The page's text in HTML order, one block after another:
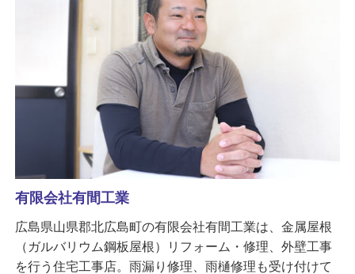
有限会社有間工業
広島県山県郡北広島町の有限会社有間工業は、金属屋根
（ガルバリウム鋼板屋根）リフォーム・修理、外壁工事
を行う住宅工事店。雨漏り修理、雨樋修理も受け付けて